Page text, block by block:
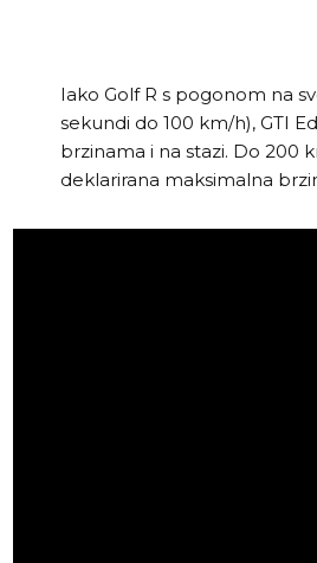
Iako Golf R s pogonom na
sekundi do 100 km/h), GTI
brzinama i na stazi. Do 200
deklarirana maksimalna